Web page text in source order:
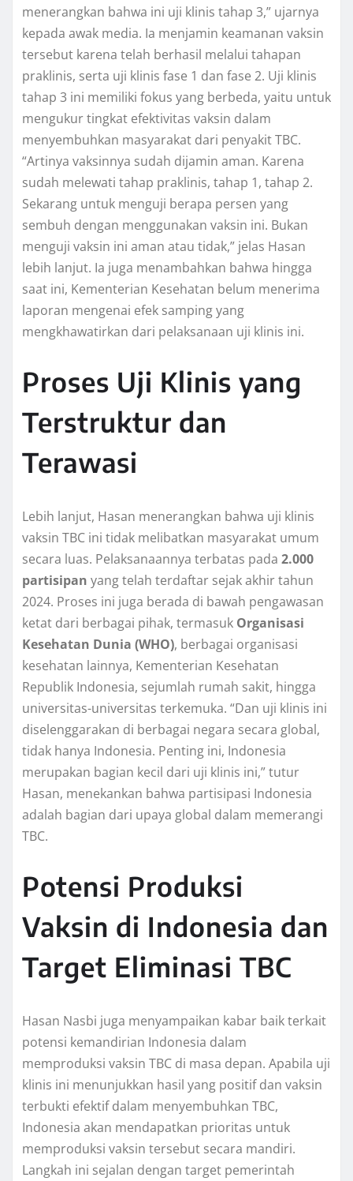
menerangkan bahwa ini uji klinis tahap 3,” ujarnya
kepada awak media. Ia menjamin keamanan vaksin
tersebut karena telah berhasil melalui tahapan
praklinis, serta uji klinis fase 1 dan fase 2. Uji klinis
tahap 3 ini memiliki fokus yang berbeda, yaitu untuk
mengukur tingkat efektivitas vaksin dalam
menyembuhkan masyarakat dari penyakit TBC.
“Artinya vaksinnya sudah dijamin aman. Karena
sudah melewati tahap praklinis, tahap 1, tahap 2.
Sekarang untuk menguji berapa persen yang
sembuh dengan menggunakan vaksin ini. Bukan
menguji vaksin ini aman atau tidak,” jelas Hasan
lebih lanjut. Ia juga menambahkan bahwa hingga
saat ini, Kementerian Kesehatan belum menerima
laporan mengenai efek samping yang
mengkhawatirkan dari pelaksanaan uji klinis ini.
Proses Uji Klinis yang
Terstruktur dan
Terawasi
Lebih lanjut, Hasan menerangkan bahwa uji klinis
vaksin TBC ini tidak melibatkan masyarakat umum
secara luas. Pelaksanaannya terbatas pada 2.000
partisipan yang telah terdaftar sejak akhir tahun
2024. Proses ini juga berada di bawah pengawasan
ketat dari berbagai pihak, termasuk Organisasi
Kesehatan Dunia (WHO), berbagai organisasi
kesehatan lainnya, Kementerian Kesehatan
Republik Indonesia, sejumlah rumah sakit, hingga
universitas-universitas terkemuka. “Dan uji klinis ini
diselenggarakan di berbagai negara secara global,
tidak hanya Indonesia. Penting ini, Indonesia
merupakan bagian kecil dari uji klinis ini,” tutur
Hasan, menekankan bahwa partisipasi Indonesia
adalah bagian dari upaya global dalam memerangi
TBC.
Potensi Produksi
Vaksin di Indonesia dan
Target Eliminasi TBC
Hasan Nasbi juga menyampaikan kabar baik terkait
potensi kemandirian Indonesia dalam
memproduksi vaksin TBC di masa depan. Apabila uji
klinis ini menunjukkan hasil yang positif dan vaksin
terbukti efektif dalam menyembuhkan TBC,
Indonesia akan mendapatkan prioritas untuk
memproduksi vaksin tersebut secara mandiri.
Langkah ini sejalan dengan target pemerintah